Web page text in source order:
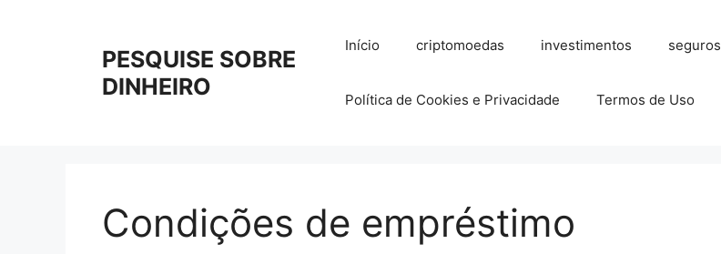
PESQUISE SOBRE
DINHEIRO
Início criptomoedas investimentos seguros
Política de Cookies e Privacidade Termos de Uso
Condições de empréstimo